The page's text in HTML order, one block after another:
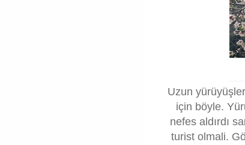
Uzun
için böyle.
nefes aldırdı
turist olmali.